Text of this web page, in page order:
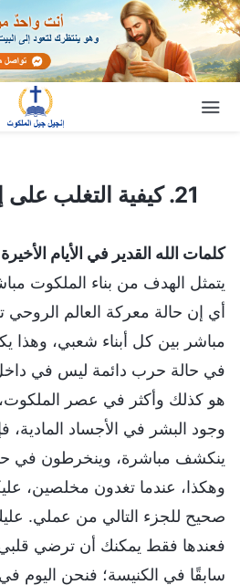
21. كيفية التغلب على إغواء الشيطان
كلمات الله القدير في الأيام الأخيرة
يتمثل الهدف من بناء الملكوت
أي إن حالة معركة العالم
مباشر بين كل أبناء شعبي، وهذا
في حالة حرب دائمة ليس في
هو كذلك وأكثر في عصر
وجود البشر في الأجساد المادية،
ينكشف مباشرة، وينخرطون في
وهكذا، عندما تغدون مخلصين،
صحيح للجزء التالي من عملي.
فعندها فقط يمكنك أن ترضي
سابقًا في الكنيسة؛ فنحن اليوم